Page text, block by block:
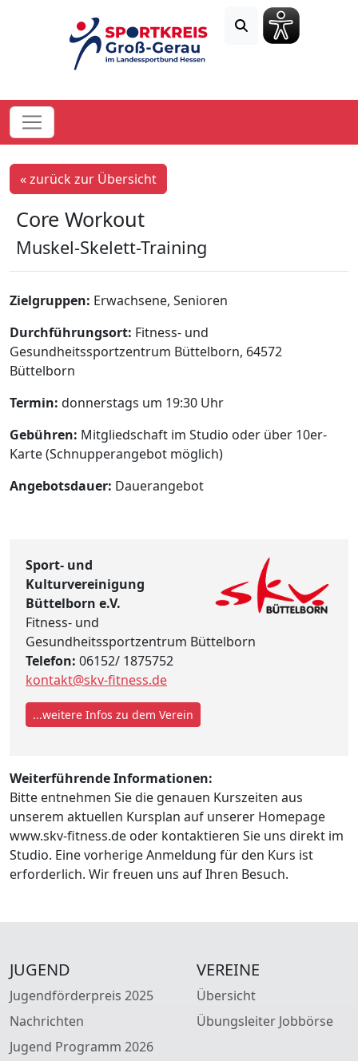
« zurück zur Übersicht
Core Workout
Muskel-Skelett-Training
Zielgruppen: Erwachsene, Senioren
Durchführungsort: Fitness- und
Gesundheitssportzentrum Büttelborn, 64572
Büttelborn
Termin: donnerstags um 19:30 Uhr
Gebühren: Mitgliedschaft im Studio oder über 10er-
Karte (Schnupperangebot möglich)
Angebotsdauer: Dauerangebot
Sport- und
Kulturvereinigung
Büttelborn e.V.
Fitness- und
Gesundheitssportzentrum Büttelborn
Telefon: 06152/ 1875752
kontakt@skv-fitness.de
...weitere Infos zu dem Verein
Weiterführende Informationen:
Bitte entnehmen Sie die genauen Kurszeiten aus
unserem aktuellen Kursplan auf unserer Homepage
www.skv-fitness.de oder kontaktieren Sie uns direkt im
Studio. Eine vorherige Anmeldung für den Kurs ist
erforderlich. Wir freuen uns auf Ihren Besuch.
JUGEND
Jugendförderpreis 2025
Nachrichten
Jugend Programm 2026
VEREINE
Übersicht
Übungsleiter Jobbörse